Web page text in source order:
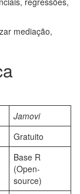
mediação,
Jamovi
Gratuito
Base R
(Open-
source)